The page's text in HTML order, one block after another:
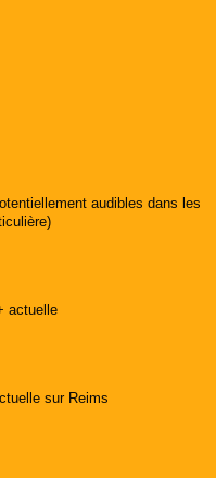
audibles dans les
actuelle
sur Reims